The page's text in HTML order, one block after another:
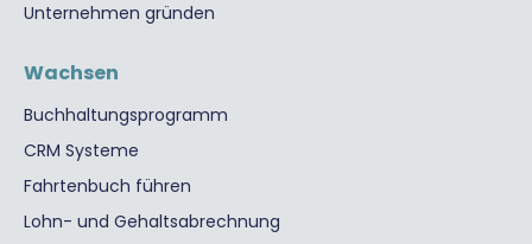
Unternehmen gründen
Wachsen
Buchhaltungsprogramm
CRM Systeme
Fahrtenbuch führen
Lohn- und Gehaltsabrechnung